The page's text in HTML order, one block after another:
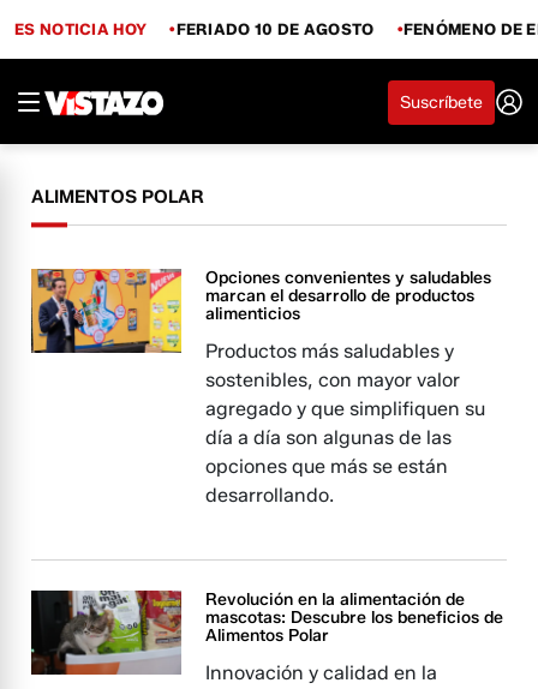
ES NOTICIA HOY FERIADO 10 DE AGOSTO FENÓMENO DE
Suscríbete
ALIMENTOS POLAR
Opciones convenientes y saludables
marcan el desarrollo de productos
alimenticios
Productos más saludables y
sostenibles, con mayor valor
agregado y que simplifiquen su
día a día son algunas de las
opciones que más se están
desarrollando.
Revolución en la alimentación de
mascotas: Descubre los beneficios de
Alimentos Polar
Innovación y calidad en la